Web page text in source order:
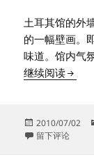
土耳其馆的外
的一幅壁画。
味道。馆内气
继续阅读上海
发
布
2010/07/02
于上海世博会
留下评论